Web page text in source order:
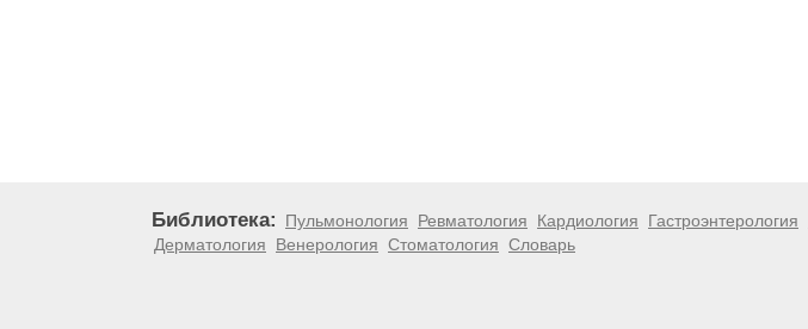
Библиотека: Пульмонология Ревматология Кардиология Гастроэнтерология
Дерматология
Венерология Стоматология Словарь